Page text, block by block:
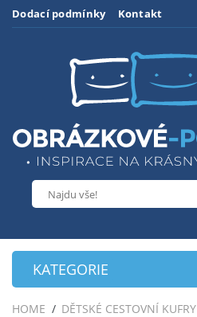
Dodací podmínky Kontakt
KATEGORIE
HOME
DĚTSKÉ CESTOVNÍ KUFRY